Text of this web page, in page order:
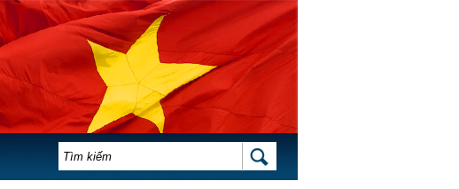
BIỂU MẪU TÌM KIẾM TÌM KIẾM